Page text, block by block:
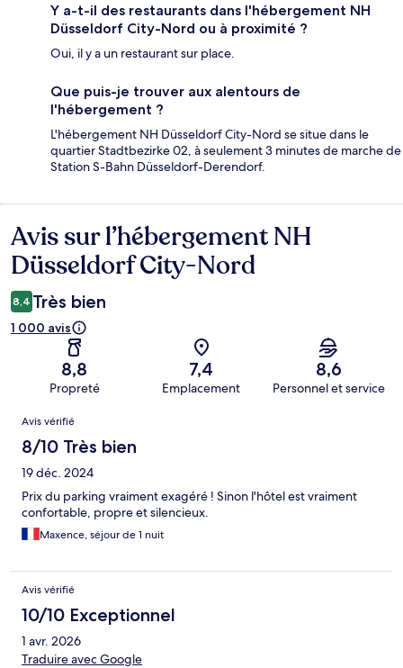
Y a-t-il des restaurants dans l'hébergement NH
Düsseldorf City-Nord ou à proximité ?
Oui, il y a un restaurant sur place.
Que puis-je trouver aux alentours de
l'hébergement ?
L'hébergement NH Düsseldorf City-Nord se situe dans le
quartier Stadtbezirke 02, à seulement 3 minutes de marche de
Station S-Bahn Düsseldorf-Derendorf.
Avis
Avis sur l’hébergement NH
Düsseldorf City-Nord
8,4 Très bien
1 000 avis
8,8
Propreté
7,4
Emplacement
8,6
Personnel et service
Avis
Avis vérifié
8/10 Très bien
19 déc. 2024
Prix du parking vraiment exagéré ! Sinon l'hôtel est vraiment
confortable, propre et silencieux.
Maxence, séjour de 1 nuit
Avis vérifié
10/10 Exceptionnel
1 avr. 2026
Traduire avec Google